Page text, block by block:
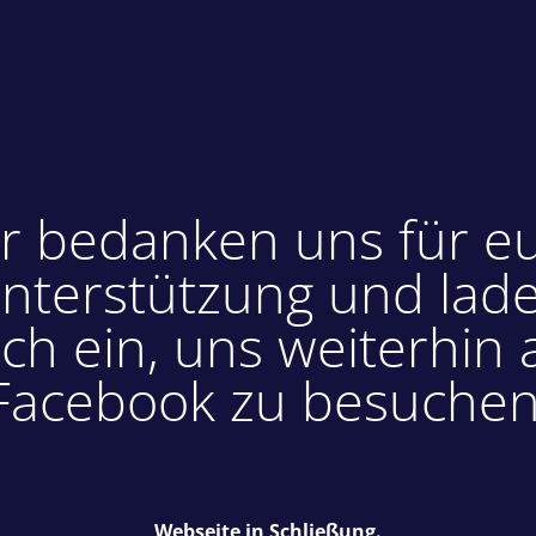
bedanken uns für
und
ein, uns weiterhin
zu